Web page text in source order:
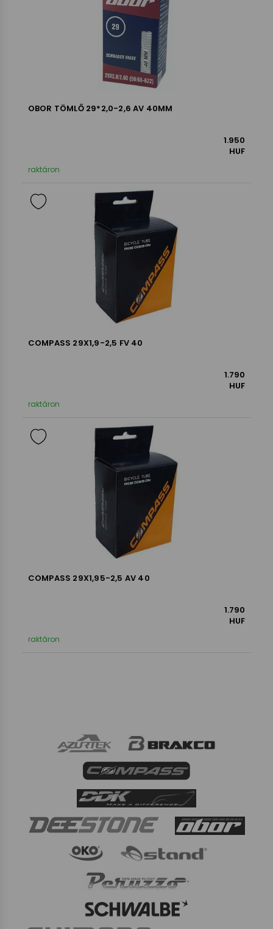
OBOR TÖMLŐ 29*2,0-2,6 AV 40MM
1.950
HUF
raktáron
COMPASS 29X1,9-2,5 FV 40
1.790
HUF
raktáron
COMPASS 29X1,95-2,5 AV 40
1.790
HUF
raktáron